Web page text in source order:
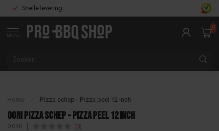
Snelle levering
MENU
0
Home Pizza schep - Pizza peel 12 inch
Ooni Pizza schep - Pizza peel 12 inch
OONI (0)